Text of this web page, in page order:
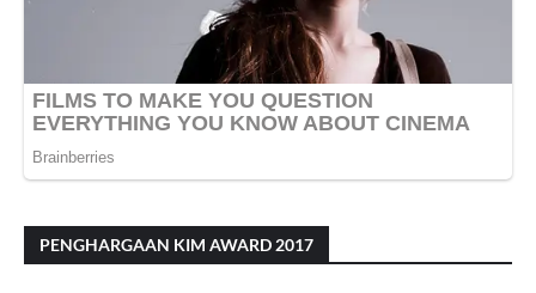
PENGHARGAAN KIM AWARD 2017